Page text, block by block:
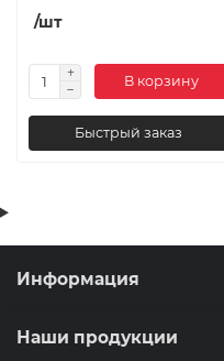
/шт
В корзину
Быстрый заказ
Информация
Наши продукции